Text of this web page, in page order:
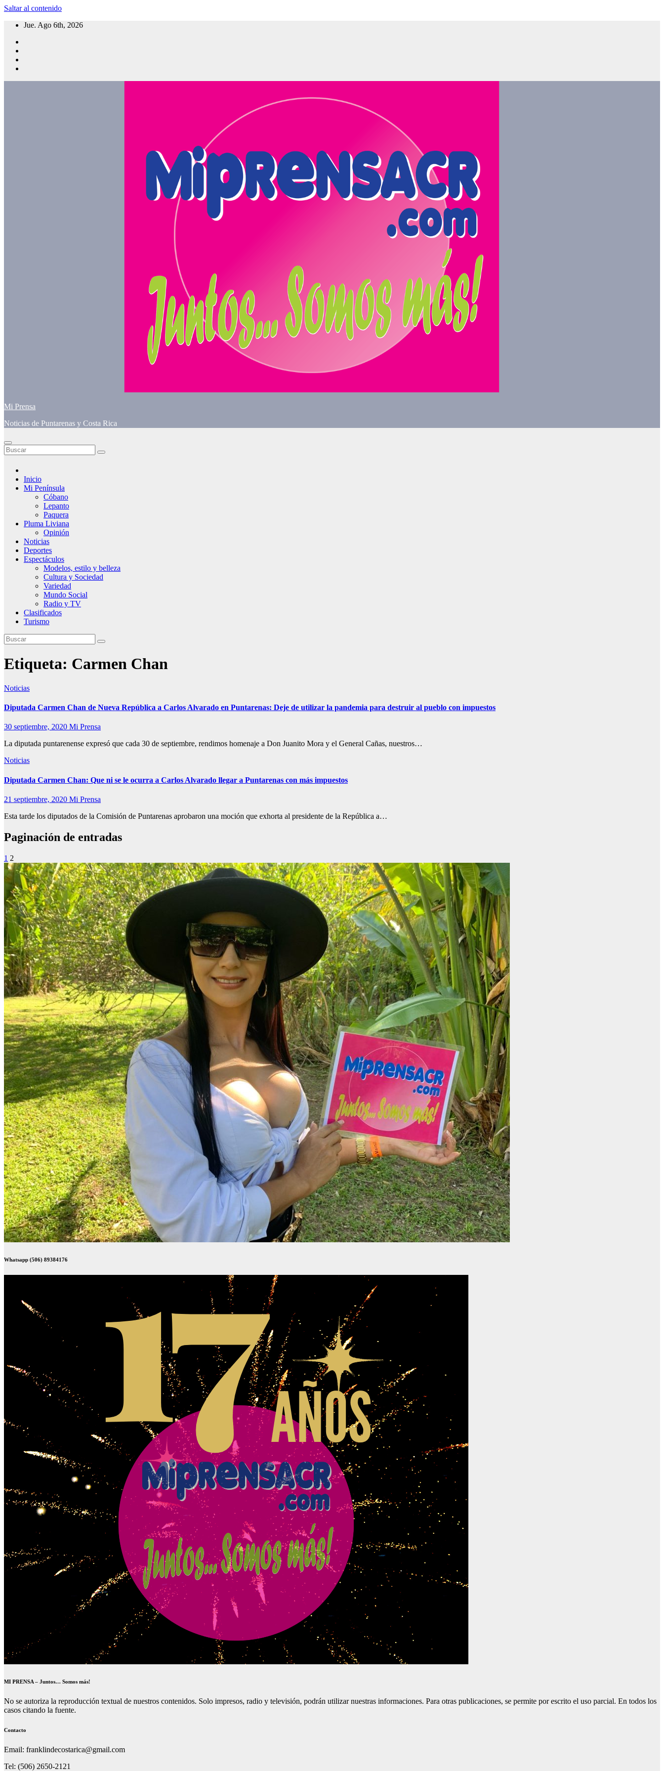
Saltar al contenido
Jue. Ago 6th, 2026
Mi Prensa
Noticias de Puntarenas y Costa Rica
Inicio
Mi Península
Cóbano
Lepanto
Paquera
Pluma Liviana
Opinión
Noticias
Deportes
Espectáculos
Modelos, estilo y belleza
Cultura y Sociedad
Variedad
Mundo Social
Radio y TV
Clasificados
Turismo
Etiqueta: Carmen Chan
Noticias
Diputada Carmen Chan de Nueva República a Carlos Alvarado en Puntarenas: Deje de utilizar la pandemia para destruir al pueblo con impuestos
30 septiembre, 2020 Mi Prensa
La diputada puntarenense expresó que cada 30 de septiembre, rendimos homenaje a Don Juanito Mora y el General Cañas, nuestros…
Noticias
Diputada Carmen Chan: Que ni se le ocurra a Carlos Alvarado llegar a Puntarenas con más impuestos
21 septiembre, 2020 Mi Prensa
Esta tarde los diputados de la Comisión de Puntarenas aprobaron una moción que exhorta al presidente de la República a…
Paginación de entradas
1 2
Whatsapp (506) 89384176
MI PRENSA – Juntos… Somos más!
No se autoriza la reproducción textual de nuestros contenidos. Solo impresos, radio y televisión, podrán utilizar nuestras informaciones. Para otras publicaciones, se permite por escrito el uso parcial. En todos los
casos citando la fuente.
Contacto
Email: franklindecostarica@gmail.com
Tel: (506) 2650-2121